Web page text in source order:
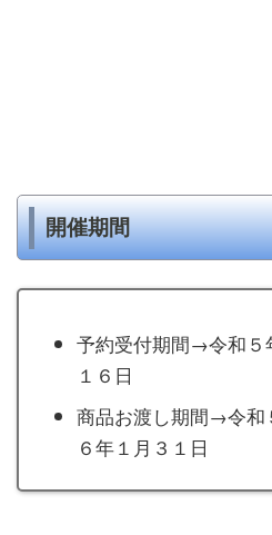
開催期間
予約受付期間→令和５
１６日
商品お渡し期間→令和
６年１月３１日